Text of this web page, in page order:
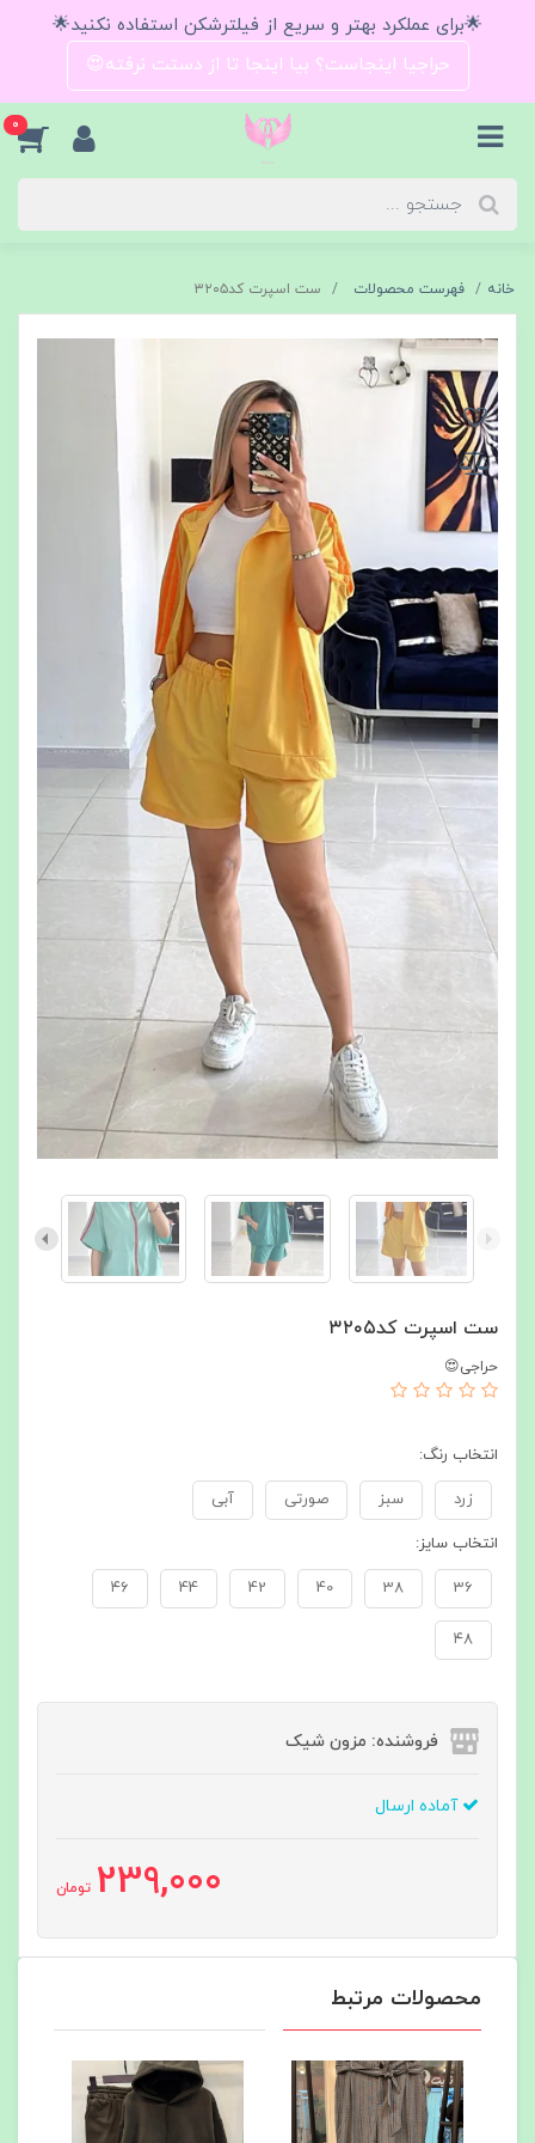
🌟برای عملکرد بهتر و سریع از فیلترشکن استفاده نکنید🌟
حراجیا اینجاست؟ بیا اینجا تا از دستت نرفته😍
0
خانه فهرست محصولات ست اسپرت کد۳۲۰۵
ست اسپرت کد۳۲۰۵
حراجی😍
انتخاب رنگ:
زرد سبز صورتی آبی
انتخاب سایز:
36
38
40
42
44 ۴۶
۴۸
فروشنده: مزون شیک
آماده ارسال
239,000 تومان
محصولات مرتبط